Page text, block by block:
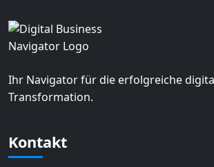
Ihr Navigator für die erfolgreiche
Transformation.
Kontakt